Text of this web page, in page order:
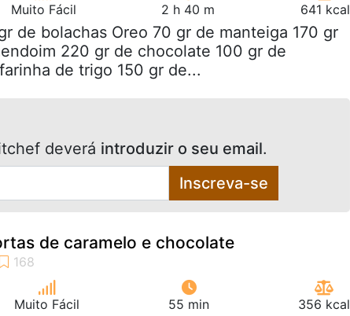
Muito Fácil 2 h 40 m 641 kcal
de bolachas Oreo 70 gr de manteiga 170 gr
220 gr de chocolate 100 gr de
de trigo 150 gr de...
deverá introduzir o seu email.
Inscreva-se
de caramelo e chocolate
Muito Fácil 55 min 356 kcal